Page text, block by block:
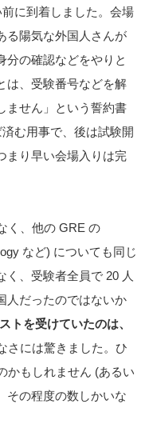
に到着しました。会場
る陽気な外国人さんが
分の確認などをやりと
は、受験番号などを解
ません」という誓約書
む用事で、後は試験開
まり早い会場入りは完
く、他の GRE の
など) についても同じ
く、受験者全員で 20 人
人だったのではないか
トを受けていたのは、
さには驚きました。ひ
かもしれません (あるい
その程度の数しかいな